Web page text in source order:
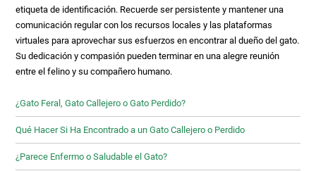
etiqueta de identificación. Recuerde ser persistente y mantener una
comunicación regular con los recursos locales y las plataformas
virtuales para aprovechar sus esfuerzos en encontrar al dueño del gato.
Su dedicación y compasión pueden terminar en una alegre reunión
entre el felino y su compañero humano.
¿Gato Feral, Gato Callejero o Gato Perdido?
Qué Hacer Si Ha Encontrado a un Gato Callejero o Perdido
¿Parece Enfermo o Saludable el Gato?